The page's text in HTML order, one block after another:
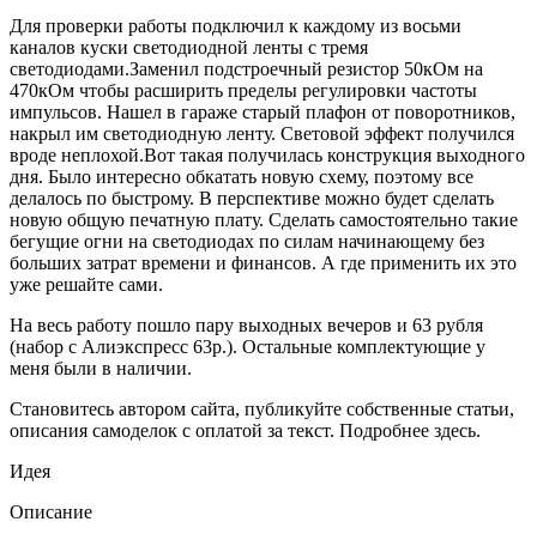
Для проверки работы подключил к каждому из восьми
каналов куски светодиодной ленты с тремя
светодиодами.Заменил подстроечный резистор 50кОм на
470кОм чтобы расширить пределы регулировки частоты
импульсов. Нашел в гараже старый плафон от поворотников,
накрыл им светодиодную ленту. Световой эффект получился
вроде неплохой.Вот такая получилась конструкция выходного
дня. Было интересно обкатать новую схему, поэтому все
делалось по быстрому. В перспективе можно будет сделать
новую общую печатную плату. Сделать самостоятельно такие
бегущие огни на светодиодах по силам начинающему без
больших затрат времени и финансов. А где применить их это
уже решайте сами.
На весь работу пошло пару выходных вечеров и 63 рубля
(набор с Алиэкспресс 63р.). Остальные комплектующие у
меня были в наличии.
Становитесь автором сайта, публикуйте собственные статьи,
описания самоделок с оплатой за текст. Подробнее здесь.
Идея
Описание